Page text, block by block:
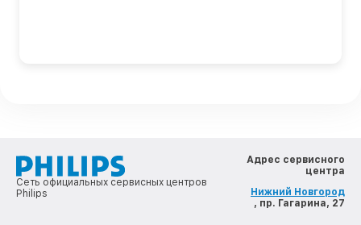
Сеть официальных сервисных центров
Philips
Адрес сервисного
центра
Нижний Новгород
, пр. Гагарина, 27